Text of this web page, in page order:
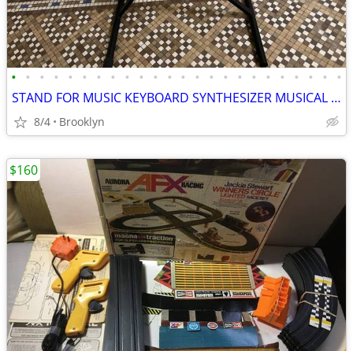
• • • • • • • • • • • • • • • • • • • • • • • •
STAND FOR MUSIC KEYBOARD SYNTHESIZER MUSICAL DIGITAL PIANO X FOLDABLE
8/4 Brooklyn
$160